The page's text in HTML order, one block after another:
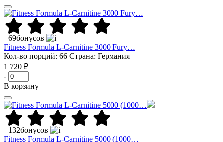
+69бонусов
Fitness Formula L-Carnitine 3000 Fury…
Кол-во порций: 66 Страна: Германия
1 720 ₽
-
+
В корзину
+132бонусов
Fitness Formula L-Carnitine 5000 (1000…